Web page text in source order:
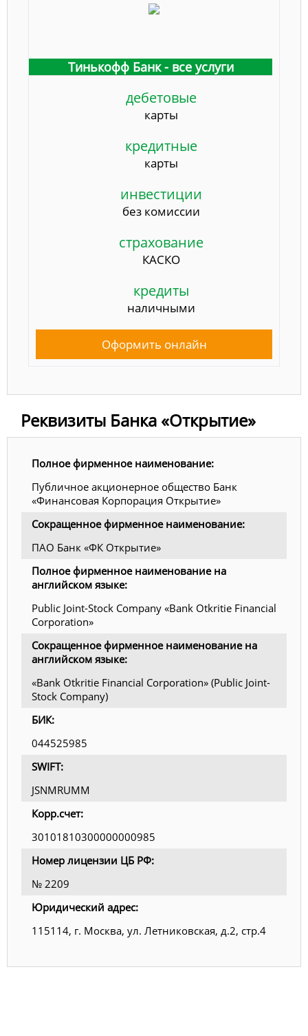
Тинькофф Банк - все услуги
дебетовые
карты
кредитные
карты
инвестиции
без комиссии
страхование
КАСКО
кредиты
наличными
Оформить онлайн
Реквизиты Банка «Открытие»
Полное фирменное наименование:
Публичное акционерное общество Банк
«Финансовая Корпорация Открытие»
Сокращенное фирменное наименование:
ПАО Банк «ФК Открытие»
Полное фирменное наименование на
английском языке:
Public Joint-Stock Company «Bank Otkritie Financial
Corporation»
Сокращенное фирменное наименование на
английском языке:
«Bank Otkritie Financial Corporation» (Public Joint-
Stock Company)
БИК:
044525985
SWIFT:
JSNMRUMM
Корр.счет:
30101810300000000985
Номер лицензии ЦБ РФ:
№ 2209
Юридический адрес:
115114, г. Москва, ул. Летниковская, д.2, стр.4